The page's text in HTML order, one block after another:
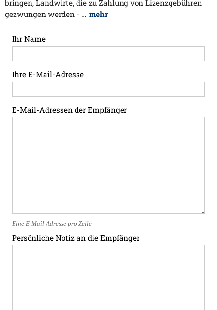
bringen, Landwirte, die zu Zahlung von Lizenzgebühren
gezwungen werden - … mehr
Ihr Name
Ihre E-Mail-Adresse
E-Mail-Adressen der Empfänger
Eine E-Mail-Adresse pro Zeile
Persönliche Notiz an die Empfänger